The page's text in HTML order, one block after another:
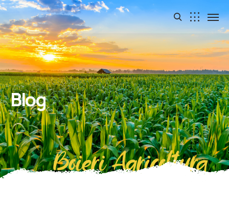
Blog
Boieri Agricoltura